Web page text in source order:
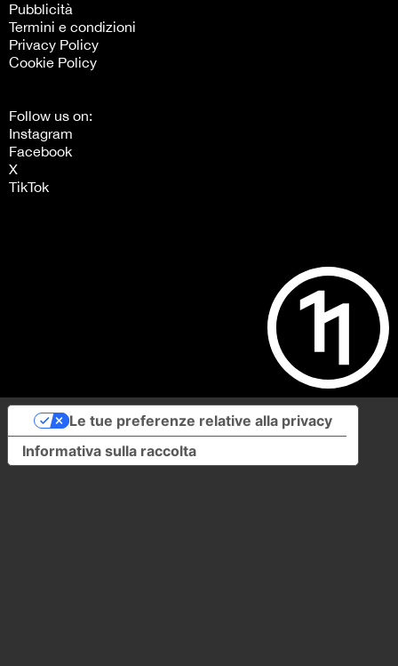
Pubblicità
Termini e condizioni
Privacy Policy
Cookie Policy
Follow us on:
Instagram
Facebook
X
TikTok
Informativa sulla raccolta
Le tue preferenze relative alla privacy